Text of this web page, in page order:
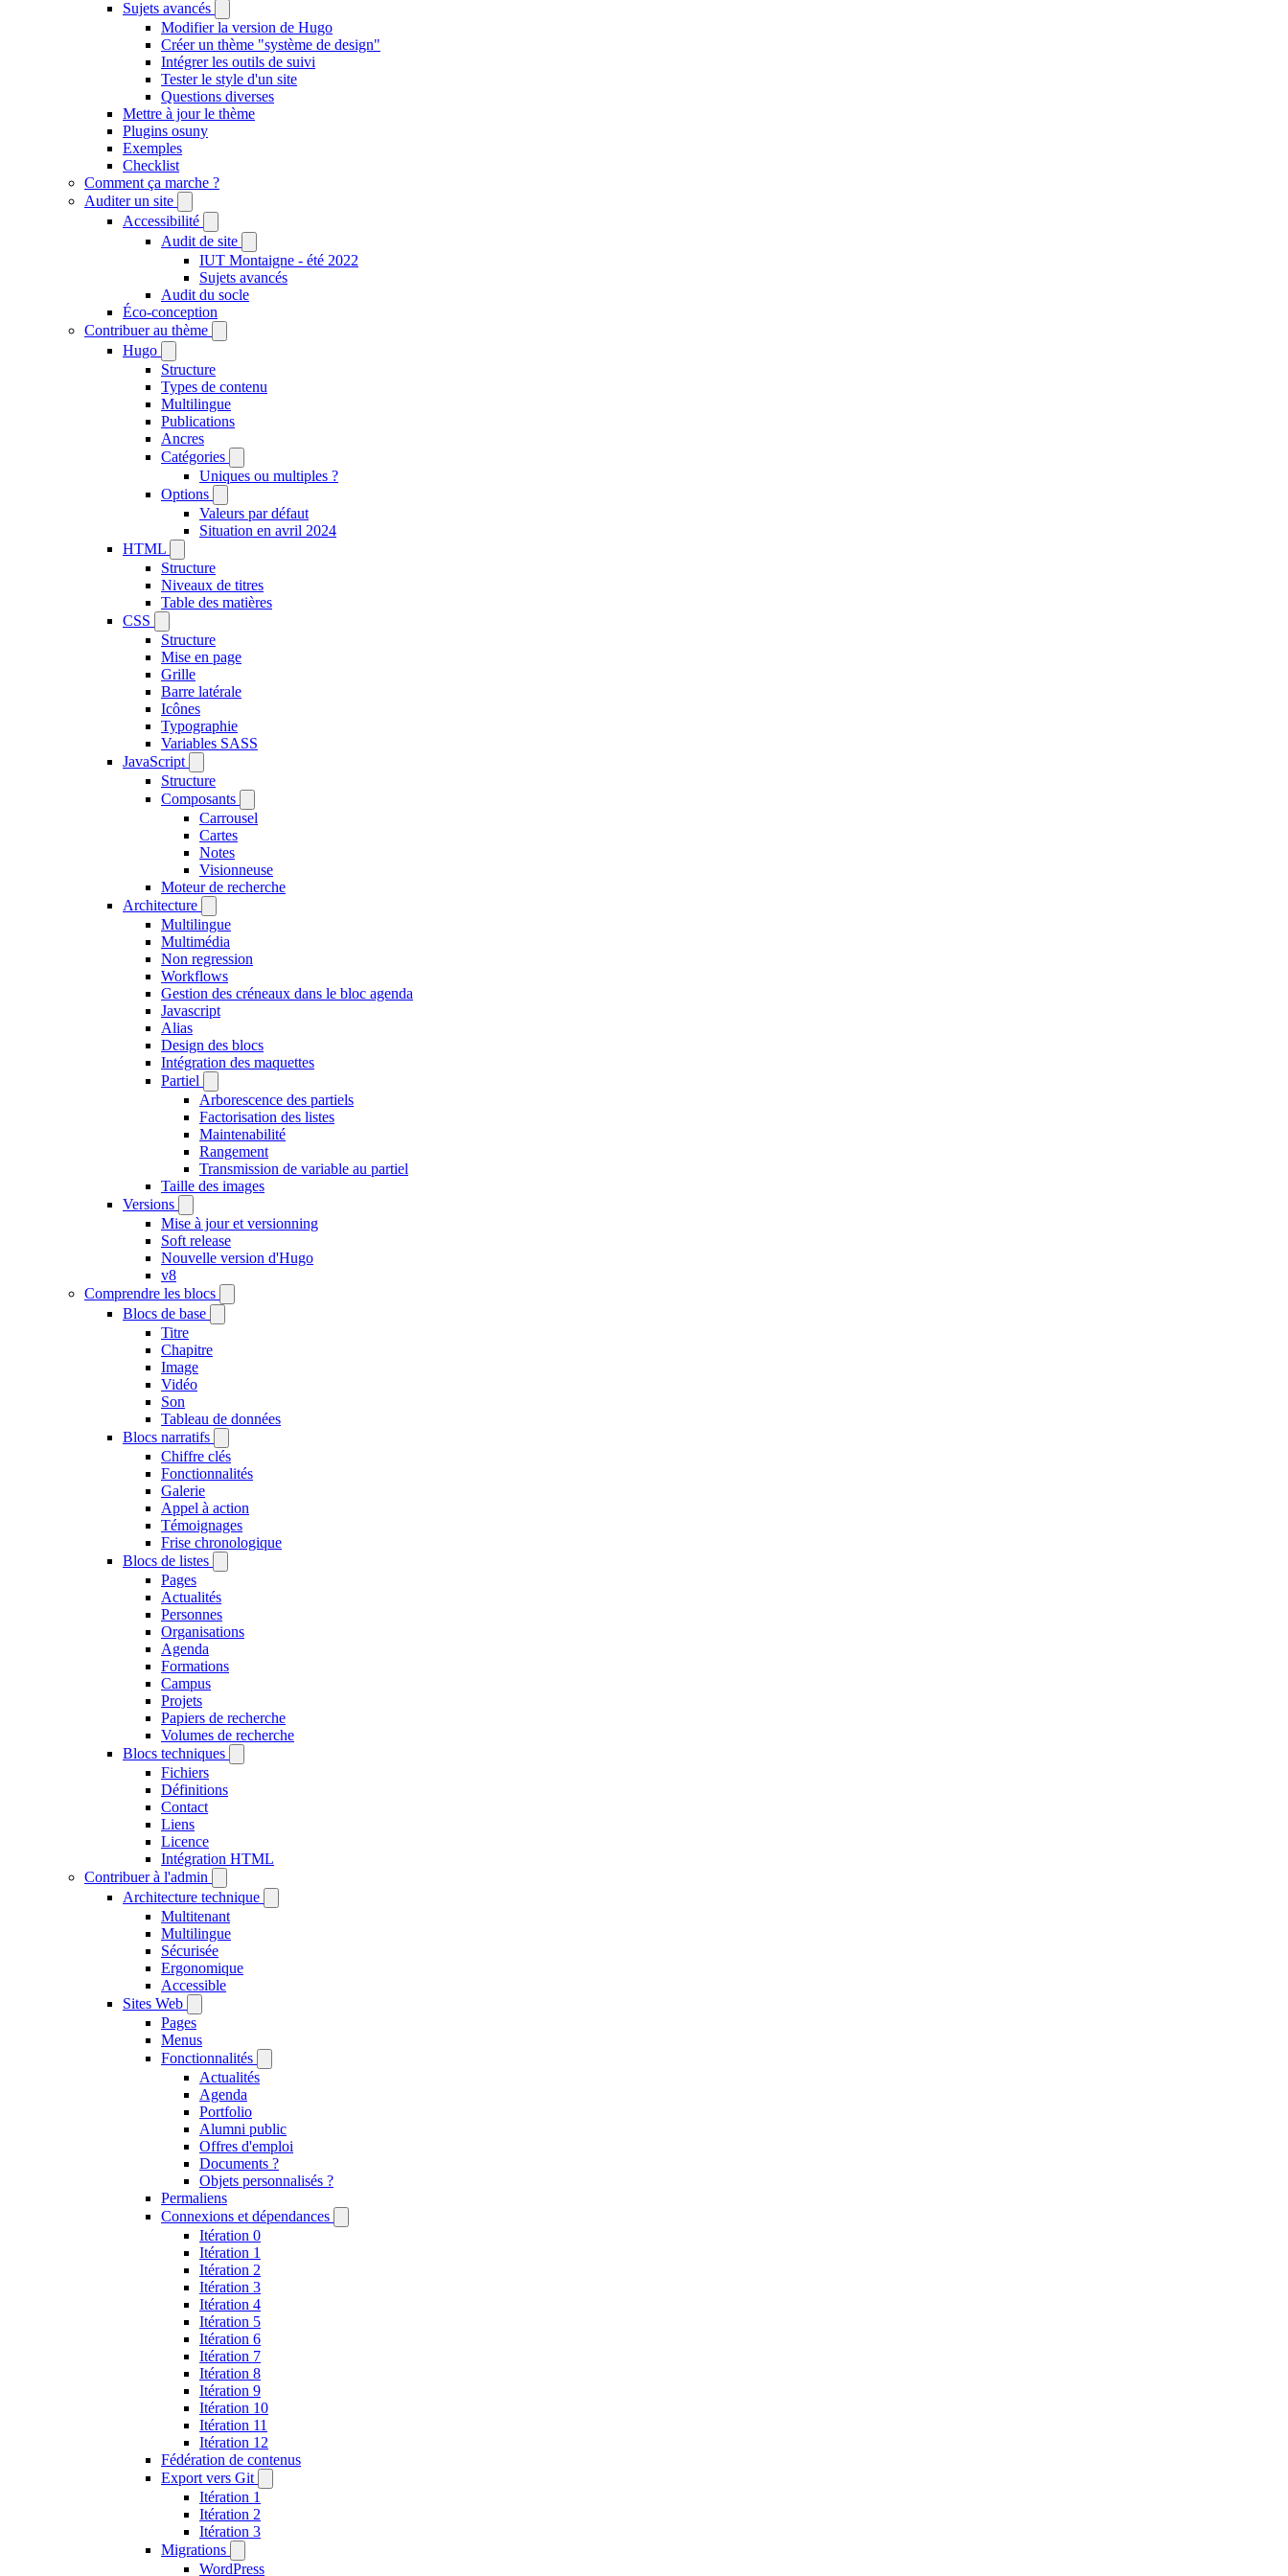
Sujets avancés
Modifier la version de Hugo
Créer un thème "système de design"
Intégrer les outils de suivi
Tester le style d'un site
Questions diverses
Mettre à jour le thème
Plugins osuny
Exemples
Checklist
Comment ça marche ?
Auditer un site
Accessibilité
Audit de site
IUT Montaigne - été 2022
Sujets avancés
Audit du socle
Éco-conception
Contribuer au thème
Hugo
Structure
Types de contenu
Multilingue
Publications
Ancres
Catégories
Uniques ou multiples ?
Options
Valeurs par défaut
Situation en avril 2024
HTML
Structure
Niveaux de titres
Table des matières
CSS
Structure
Mise en page
Grille
Barre latérale
Icônes
Typographie
Variables SASS
JavaScript
Structure
Composants
Carrousel
Cartes
Notes
Visionneuse
Moteur de recherche
Architecture
Multilingue
Multimédia
Non regression
Workflows
Gestion des créneaux dans le bloc agenda
Javascript
Alias
Design des blocs
Intégration des maquettes
Partiel
Arborescence des partiels
Factorisation des listes
Maintenabilité
Rangement
Transmission de variable au partiel
Taille des images
Versions
Mise à jour et versionning
Soft release
Nouvelle version d'Hugo
v8
Comprendre les blocs
Blocs de base
Titre
Chapitre
Image
Vidéo
Son
Tableau de données
Blocs narratifs
Chiffre clés
Fonctionnalités
Galerie
Appel à action
Témoignages
Frise chronologique
Blocs de listes
Pages
Actualités
Personnes
Organisations
Agenda
Formations
Campus
Projets
Papiers de recherche
Volumes de recherche
Blocs techniques
Fichiers
Définitions
Contact
Liens
Licence
Intégration HTML
Contribuer à l'admin
Architecture technique
Multitenant
Multilingue
Sécurisée
Ergonomique
Accessible
Sites Web
Pages
Menus
Fonctionnalités
Actualités
Agenda
Portfolio
Alumni public
Offres d'emploi
Documents ?
Objets personnalisés ?
Permaliens
Connexions et dépendances
Itération 0
Itération 1
Itération 2
Itération 3
Itération 4
Itération 5
Itération 6
Itération 7
Itération 8
Itération 9
Itération 10
Itération 11
Itération 12
Fédération de contenus
Export vers Git
Itération 1
Itération 2
Itération 3
Migrations
WordPress